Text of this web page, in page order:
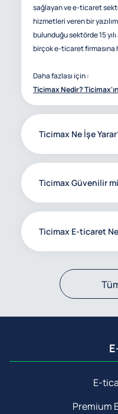
sağlayan ve e-ticaret
hizmetleri veren bir
bulunduğu sektörde 15
birçok e-ticaret firmasına
Daha fazlası için :
Ticimax Nedir?
Ticimax Ne İşe
Ticimax Güvenilir
Ticimax E-ticaret
E-
Premium